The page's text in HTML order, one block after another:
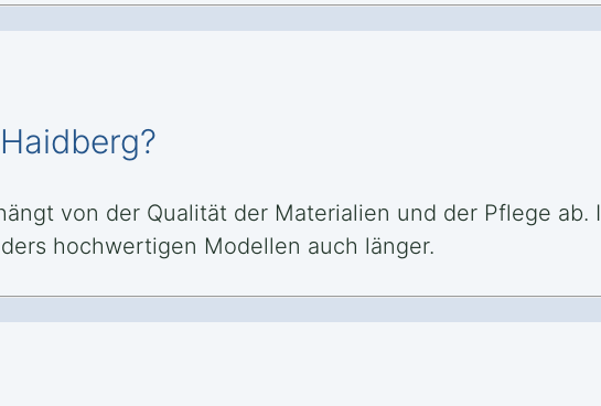
von der Qualität der Materialien und der Pflege ab.
hochwertigen Modellen auch länger.